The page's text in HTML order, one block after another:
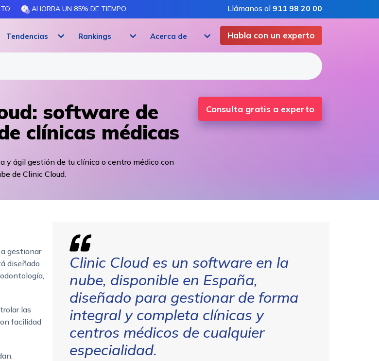
AHORRA UN 85% DE TIEMPO Llámanos al 911 98 20 00
Habla con un experto
Tendencias Rankings Acerca de
software de
clínicas médicas
y ágil gestión de tu clínica o centro médico con
de Clinic Cloud.
Consulta gratis a experto
gestionar
diseñado
las
facilidad
Clinic Cloud es un software en la
nube, disponible en España,
diseñado para gestionar de forma
integral y completa clínicas y
centros médicos de cualquier
especialidad.